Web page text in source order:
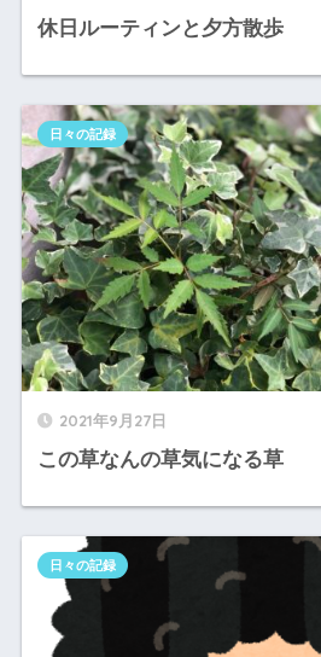
休日ルーティンと夕方散歩
2021年9月27日
この草なんの草気になる草
日々の記録
日々の記録